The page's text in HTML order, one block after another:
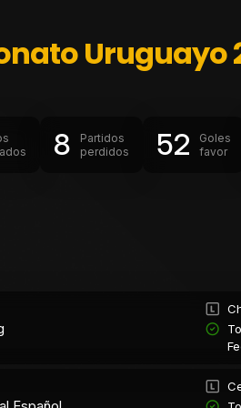
Uruguayo
8
Partidos
perdidos
52
Goles
favor